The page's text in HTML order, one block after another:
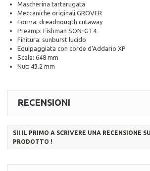
Mascherina tartarugata
Meccaniche originali GROVER
Forma: dreadnougth cutaway
Preamp: Fishman SON-GT4
Finitura: sunburst lucido
Equipaggiata con corde d'Addario XP
Scala: 648 mm
Nut: 43.2 mm
RECENSIONI
SII IL PRIMO A SCRIVERE UNA RECENSIONE
PRODOTTO !